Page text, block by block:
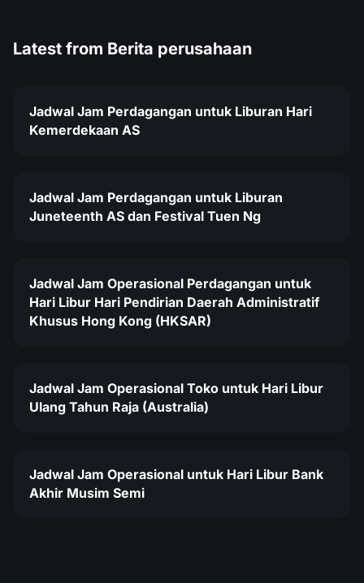
Latest from Berita perusahaan
Jadwal Jam Perdagangan untuk Liburan Hari
Kemerdekaan AS
Jadwal Jam Perdagangan untuk Liburan
Juneteenth AS dan Festival Tuen Ng
Jadwal Jam Operasional Perdagangan untuk
Hari Libur Hari Pendirian Daerah Administratif
Khusus Hong Kong (HKSAR)
Jadwal Jam Operasional Toko untuk Hari Libur
Ulang Tahun Raja (Australia)
Jadwal Jam Operasional untuk Hari Libur Bank
Akhir Musim Semi